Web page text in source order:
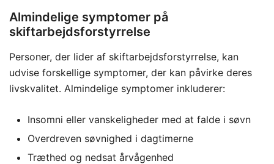
Almindelige symptomer på
skiftarbejdsforstyrrelse
Personer, der lider af skiftarbejdsforstyrrelse, kan
udvise forskellige symptomer, der kan påvirke deres
livskvalitet. Almindelige symptomer inkluderer:
Insomni eller vanskeligheder med at falde i søvn
Overdreven søvnighed i dagtimerne
Træthed og nedsat årvågenhed